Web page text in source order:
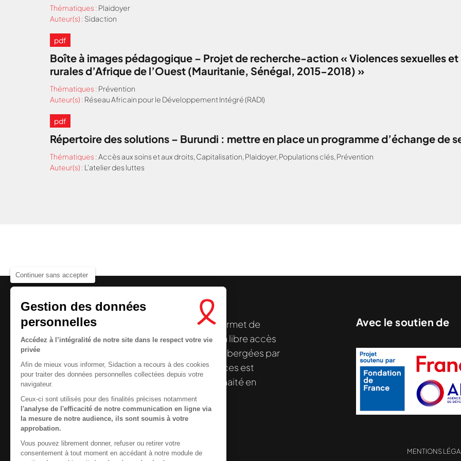
Continuer sans accepter
Gestion des données
personnelles
Accédez à l’intégralité de notre site dans le respect votre vie
privée
Afin de mieux vous informer, Sidaction a recours à des cookies
pour traiter des données personnelles collectées depuis votre
navigateur.
Ceux-ci sont utilisés pour des finalités précises notamment
l'analyse de l'efficacité de notre communication en ligne via
la mesure de notre audience, ils sont soumis à votre
approbation.
Vous pouvez librement donner, refuser ou retirer votre
consentement à tout moment en accédant à notre module de
Thématiques : Plaidoyer
Auteur(s) : Sidaction
pdf
Boîte à images pédagogique – Projet de recherche-action « Violences sexuelles
rurales d’Afrique de l’Ouest (Mauritanie, Sénégal, 2015-2018) »
Thématiques : Prévention
Auteur(s) : Réseau Africain pour le Développement Intégré (RADI)
pdf
Répertoire des solutions – Burundi : mettre en place un programme d’échange de
Thématiques :Accès aux soins et aux droits, Capitalisation, Plaidoyer, Populations clés, Prévention
Auteur(s) : L'atelier des luttes
Le centre de ressources de Sidactionpermet de
disposer de ressources francophones en libre accès
. À l’origine, hébergées par
la Plateforme ELSA, le Centre de ressources est
désormais gérée par Sidaction qui a souhaité en
reprendre le pilotage.
Avec le soutien de
Contactez-nous MENTIONS